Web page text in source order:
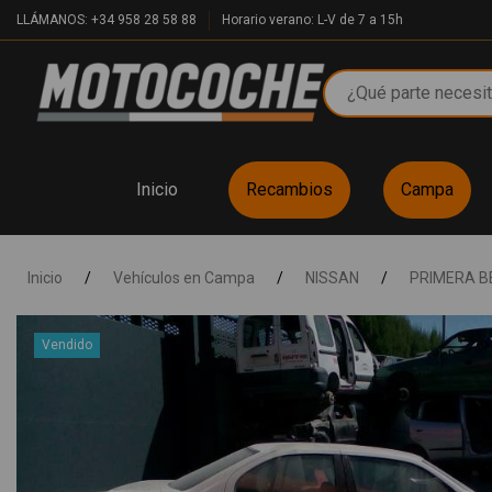
LLÁMANOS: +34 958 28 58 88 Horario verano: L-V de 7 a 15h
Inicio Recambios Campa
Inicio / Vehículos en Campa / NISSAN / PRIMERA
Vendido